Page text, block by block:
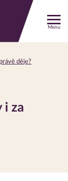
Menu
děje?
i za